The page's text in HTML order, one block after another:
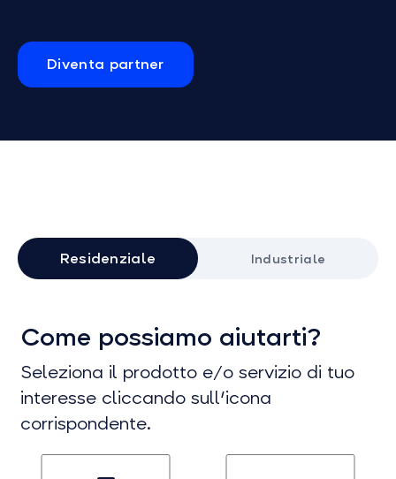
Diventa partner
Residenziale Industriale
Come possiamo aiutarti?
Seleziona il prodotto e/o servizio di tuo
interesse cliccando sull'icona
corrispondente.